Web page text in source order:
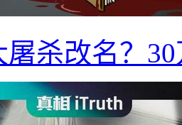
屠杀改名？